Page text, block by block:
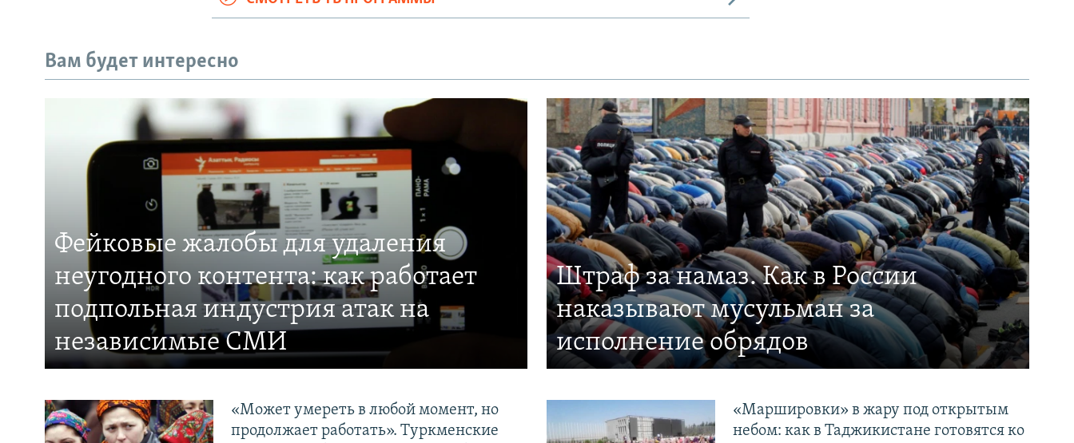
720p 1080p
Вам будет интересно
Фейковые жалобы для удаления
неугодного контента: как работает
подпольная индустрия атак на
независимые СМИ
Штраф за намаз. Как в России
наказывают мусульман за
исполнение обрядов
«Может умереть в любой момент, но
продолжает работать». Туркменские
«Маршировки» в жару под открытым
небом: как в Таджикистане готовятся ко